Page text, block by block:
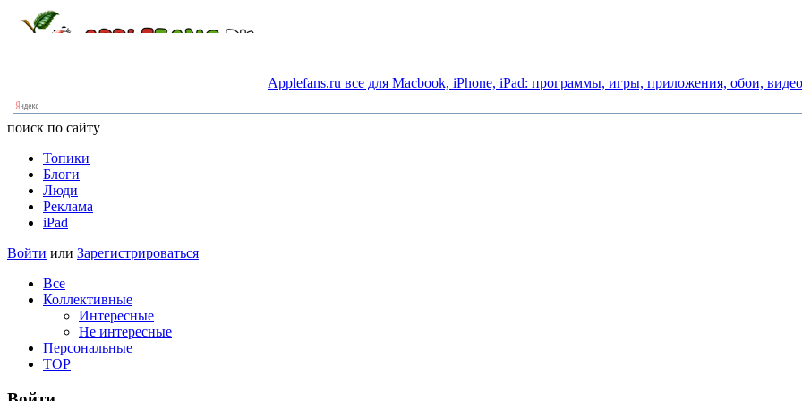
Applefans.ru все для Macbook, iPhone, iPad: программы, игры, приложения, обои, видео
поиск по сайту
Топики
Блоги
Люди
Реклама
iPad
Войти или Зарегистрироваться
Все
Коллективные
Интересные
Не интересные
Персональные
TOP